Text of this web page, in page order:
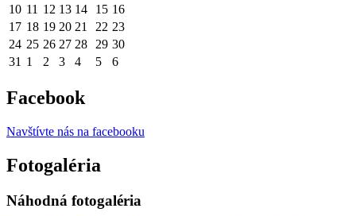
10 11 12 13 14 15 16
17 18 19 20 21 22 23
24 25 26 27 28 29 30
31 1 2 3 4 5 6
Facebook
Navštívte nás na facebooku
Fotogaléria
Náhodná fotogaléria